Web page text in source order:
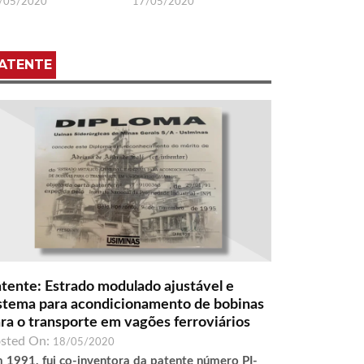
05/2020 17/05/2020
Estrado modulado ajustável e
para acondicionamento de bobinas
o transporte em vagões ferroviários
On: 18/05/2020
1991, fui co-inventora da patente número PI-